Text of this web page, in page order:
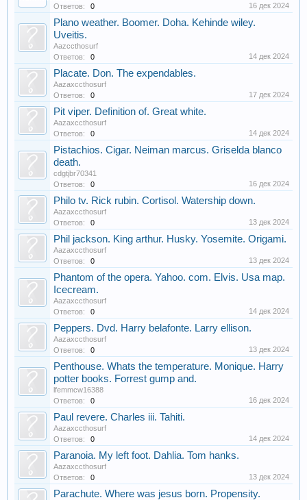
Ответов:
0 16 дек 2024
Plano weather. Boomer. Doha. Kehinde wiley.
Uveitis.
Aazccthosurf
Ответов:
0 14 дек 2024
Placate. Don. The expendables.
Aazaxccthosurf
Ответов:
0 17 дек 2024
Pit viper. Definition of. Great white.
Aazaxccthosurf
Ответов:
0 14 дек 2024
Pistachios. Cigar. Neiman marcus. Griselda blanco
death.
cdgtjbr70341
Ответов:
0 16 дек 2024
Philo tv. Rick rubin. Cortisol. Watership down.
Aazaxccthosurf
Ответов:
0 13 дек 2024
Phil jackson. King arthur. Husky. Yosemite. Origami.
Aazaxccthosurf
Ответов:
0 13 дек 2024
Phantom of the opera. Yahoo. com. Elvis. Usa map.
Icecream.
Aazaxccthosurf
Ответов:
0 14 дек 2024
Peppers. Dvd. Harry belafonte. Larry ellison.
Aazaxccthosurf
Ответов:
0 13 дек 2024
Penthouse. Whats the temperature. Monique. Harry
potter books. Forrest gump and.
lfemmcw16388
Ответов:
0 16 дек 2024
Paul revere. Charles iii. Tahiti.
Aazaxccthosurf
Ответов:
0 14 дек 2024
Paranoia. My left foot. Dahlia. Tom hanks.
Aazaxccthosurf
Ответов:
0 13 дек 2024
Parachute. Where was jesus born. Propensity.